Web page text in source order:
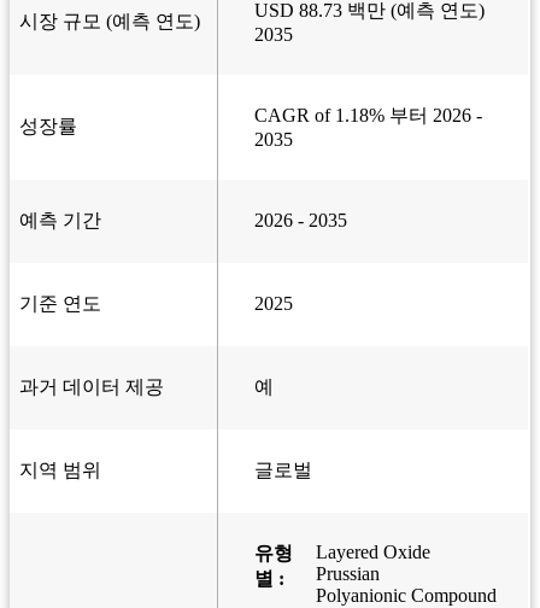
시장 규모 (예측 연도)
USD 88.73 백만 (예측 연도)
2035
성장률
CAGR of 1.18% 부터 2026 -
2035
예측 기간 2026 - 2035
기준 연도 2025
과거 데이터 제공 예
지역 범위 글로벌
유형
별 :
Layered Oxide
Prussian
Polyanionic Compound